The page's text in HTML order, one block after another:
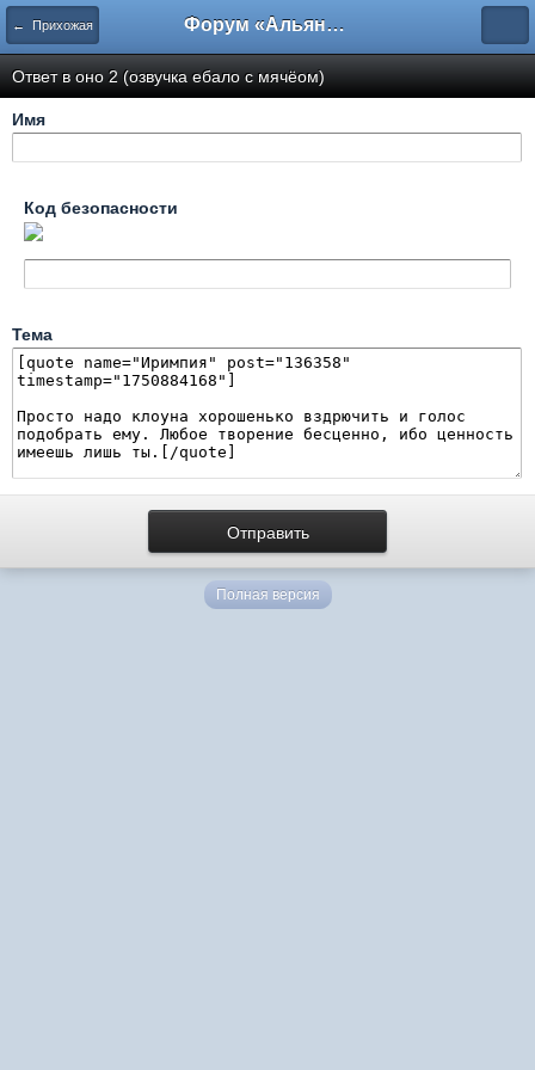
← Прихожая Форум «Альянса вольных переводчиков»
Ответ в оно 2 (озвучка ебало с мячёом)
Имя
Код безопасности
Тема
Полная версия